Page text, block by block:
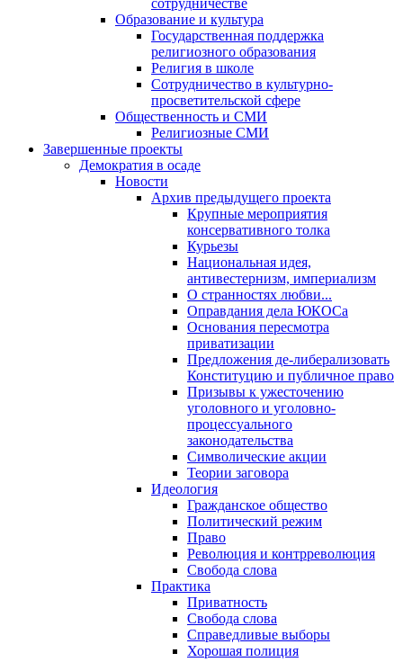
сотрудничестве
Образование и культура
Государственная поддержка
религиозного образования
Религия в школе
Сотрудничество в культурно-
просветительской сфере
Общественность и СМИ
Религиозные СМИ
Завершенные проекты
Демократия в осаде
Новости
Архив предыдущего проекта
Крупные мероприятия
консервативного толка
Курьезы
Национальная идея,
антивестернизм, империализм
О странностях любви...
Оправдания дела ЮКОСа
Основания пересмотра
приватизации
Предложения де-либерализовать
Конституцию и публичное право
Призывы к ужесточению
уголовного и уголовно-
процессуального
законодательства
Символические акции
Теории заговора
Идеология
Гражданское общество
Политический режим
Право
Революция и контрреволюция
Свобода слова
Практика
Приватность
Свобода слова
Справедливые выборы
Хорошая полиция